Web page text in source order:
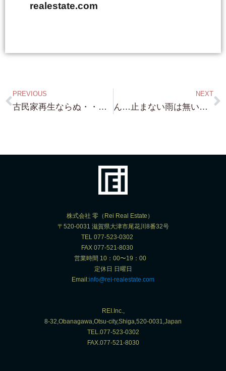
realestate.com
PREVIOUS
古民家再生ならぬ・・民泊再生 みなさん色々なアイデアで 民泊物件を 再生検討されてますね 時代はテレワークなので。
NEXT
ん…止まない雨は無いけれど…コロナで打撃を受けている そこにこの洪水は 本当に News 見てても切なくなりますね….早く 止んでくれ～～と 願います。
株式会社 零（Rei Real Estate）
〒520-0031 滋賀県大津市尾花川8番32号
TEL 077-523-0302
FAX 077-521-8030
営業時間 10：00〜19：00
定休日 日曜日
Email:info@rei-realestate.com
REI.Inc.,
8-32,Obanagawa,Otsu-city,Shiga,520-0031,Japan
TEL.077-523-0302
FAX.077-521-8030